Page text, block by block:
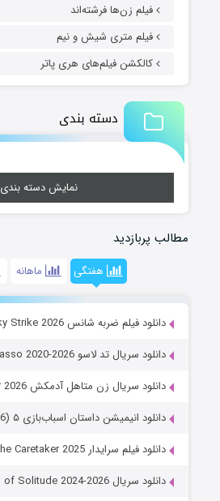
فیلم زن‌ها فرشته‌اند
فیلم متری شیش و نیم
کالکشن فیلم‌های هری پاتر
دسته بندی
نمایش دسته بندی
مطالب پربازدید
هفتگی ماهانه
دانلود فیلم ضربه شانس Lucky Strike 2026
دانلود سریال تد لاسو Ted Lasso 2020-2026
دانلود سریال زن متاهل آدمکش A Bona Fide Killer 2026
دانلود انیمیشن داستان اسباب‌بازی ۵ Toy Story 5 (2026)
دانلود فیلم سرایدار The Caretaker 2025
دانلود سریال One Hundred Years of Solitude 2024-2026